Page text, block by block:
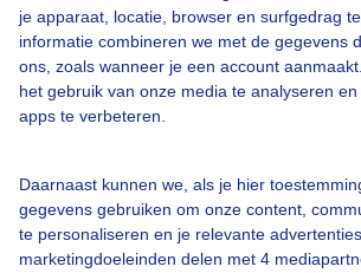
je apparaat, locatie, browser en surfgedrag
informatie combineren we met de gegevens
ons, zoals wanneer je een account
het gebruik van onze media te analyseren
apps te verbeteren.
Daarnaast kunnen we, als je hier
gegevens gebruiken om onze content,
te personaliseren en je relevante
marketingdoeleinden delen met 4
Bekijk slideshow
Een moment geduld aub...